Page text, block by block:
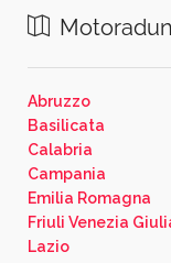
Abruzzo
Basilicata
Calabria
Campania
Emilia Romagna
Friuli Venezia
Lazio